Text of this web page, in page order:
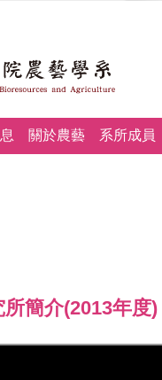
關於農藝 系所成員
簡介(2013年度)